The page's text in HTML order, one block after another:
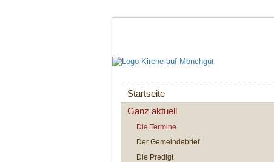
Navigation
überspringen
Startseite
Ganz aktuell
Die Termine
Der Gemeindebrief
Die Predigt